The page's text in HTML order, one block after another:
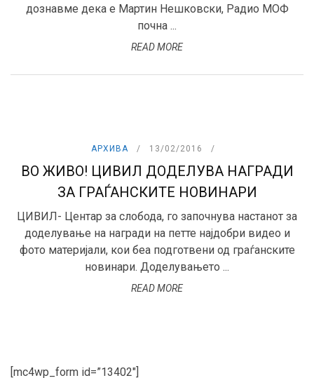
дознавме дека е Мартин Нешковски, Радио МОФ
почна ...
READ MORE
АРХИВА 13/02/2016
ВО ЖИВО! ЦИВИЛ ДОДЕЛУВА НАГРАДИ
ЗА ГРАЃАНСКИТЕ НОВИНАРИ
ЦИВИЛ- Центар за слобода, го започнува настанот за
доделување на награди на петте најдобри видео и
фото материјали, кои беа подготвени од граѓанските
новинари. Доделувањето ...
READ MORE
[mc4wp_form id=”13402″]